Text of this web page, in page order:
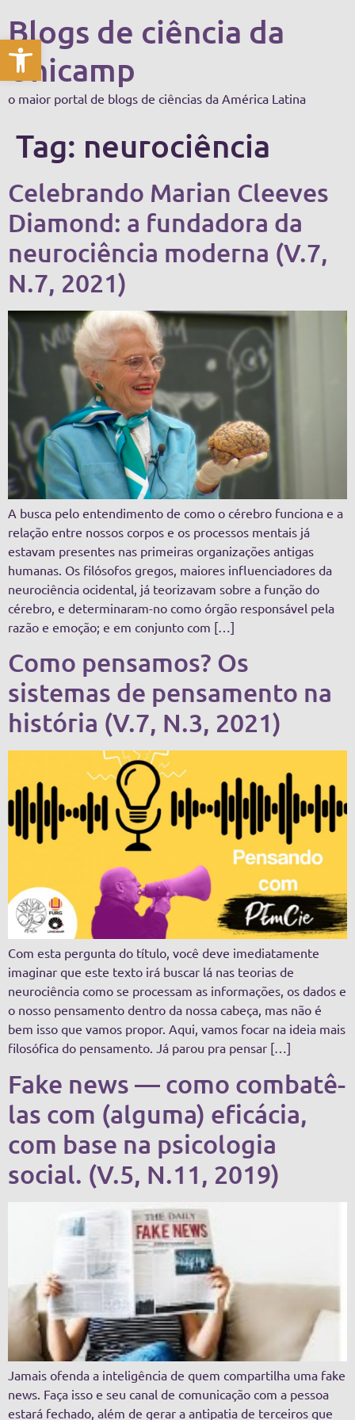
Abrir a barra de ferramentas
Blogs de ciência da
Unicamp
o maior portal de blogs de ciências da América Latina
Tag: neurociência
Celebrando Marian Cleeves
Diamond: a fundadora da
neurociência moderna (V.7,
N.7, 2021)
A busca pelo entendimento de como o cérebro funciona e a
relação entre nossos corpos e os processos mentais já
estavam presentes nas primeiras organizações antigas
humanas. Os filósofos gregos, maiores influenciadores da
neurociência ocidental, já teorizavam sobre a função do
cérebro, e determinaram-no como órgão responsável pela
razão e emoção; e em conjunto com […]
Como pensamos? Os
sistemas de pensamento na
história (V.7, N.3, 2021)
Com esta pergunta do título, você deve imediatamente
imaginar que este texto irá buscar lá nas teorias de
neurociência como se processam as informações, os dados e
o nosso pensamento dentro da nossa cabeça, mas não é
bem isso que vamos propor. Aqui, vamos focar na ideia mais
filosófica do pensamento. Já parou pra pensar […]
Fake news — como combatê-
las com (alguma) eficácia,
com base na psicologia
social. (V.5, N.11, 2019)
Jamais ofenda a inteligência de quem compartilha uma fake
news. Faça isso e seu canal de comunicação com a pessoa
estará fechado, além de gerar a antipatia de terceiros que